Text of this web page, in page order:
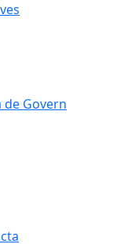
de Govern